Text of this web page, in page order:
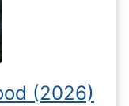
(2026)